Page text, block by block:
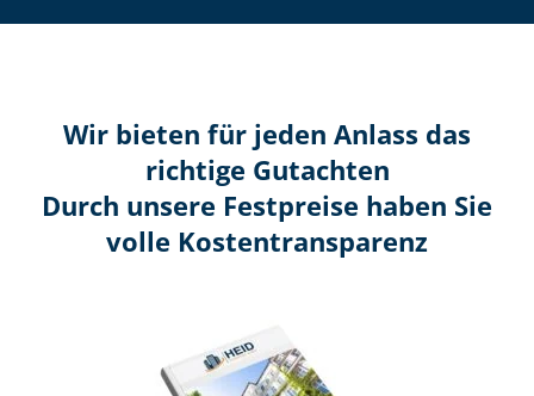
Wir bieten für jeden Anlass das
richtige Gutachten
Durch unsere Festpreise haben Sie
volle Kosten­transparenz